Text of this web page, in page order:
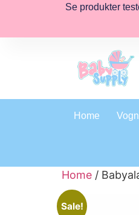
Se produkter
Home
Home /
Sale!